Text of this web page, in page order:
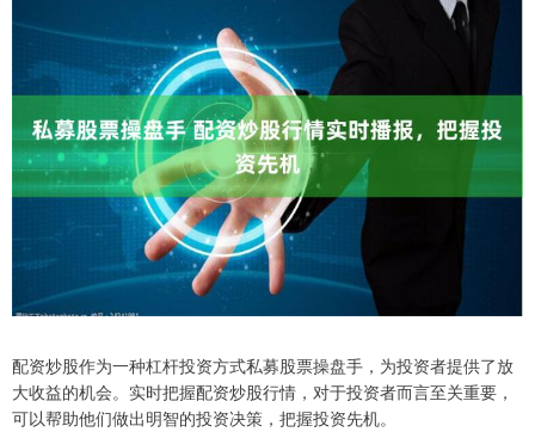
配资炒股作为一种杠杆投资方式私募股票操盘手，为投资者提供了放
大收益的机会。实时把握配资炒股行情，对于投资者而言至关重要，
可以帮助他们做出明智的投资决策，把握投资先机。